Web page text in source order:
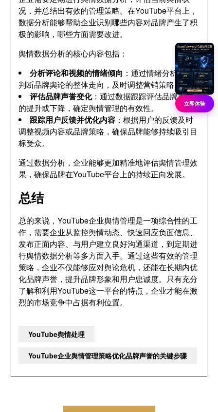
况，并总结出有效的管理策略。在YouTube平台上，
数据分析能够帮助企业识别哪些内容对品牌产生了积
极的影响，哪些方面需要改进。
舆情数据分析的核心内容包括：
分析评论和视频的情绪倾向 ：通过情绪分析工具
判断品牌舆论的整体走向，及时调整营销策略。
评估品牌声誉变化：通过数据跟踪评估品牌声誉
的提升或下降，确定舆情管理的有效性。
跟踪用户反馈并优化内容 ：根据用户的反馈及时
调整视频内容或品牌策略，确保品牌能够持续吸引目
标受众。
通过数据分析，企业能够更加精准地评估舆情管理效
果，确保品牌在YouTube平台上的持续正向发展。
总结
总的来说，YouTube企业舆情管理是一项综合性的工
作，需要企业从监控舆情动态、快速回应负面信息、
发布正面内容、与用户建立良好沟通渠道，到定期进
行舆情数据分析等多方面入手。通过这些有效的管理
策略，企业不仅能够应对舆论危机，还能在长期内优
化品牌声誉，提升品牌形象和用户忠诚度。只有充分
了解和利用YouTube这一平台的特点，企业才能在激
烈的市场竞争中占据有利位置。
YouTube舆情处理
YouTube企业舆情管理策略优化品牌声誉的关键步骤
立即体验